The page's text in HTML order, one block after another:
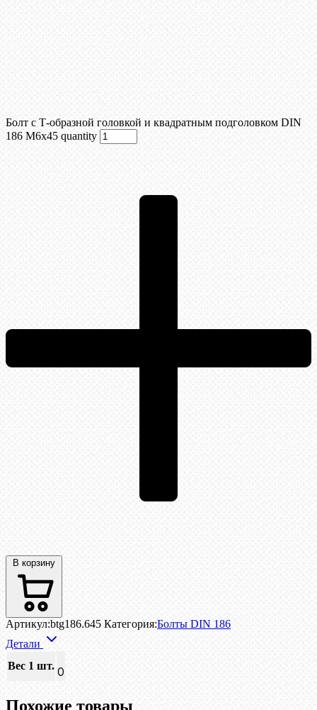
Болт с Т-образной головкой и квадратным подголовком DIN
186 М6х45 quantity
В корзину
Артикул:btg186.645 Категория:Болты DIN 186
Детали
Вес 1 шт. 0
Похожие товары